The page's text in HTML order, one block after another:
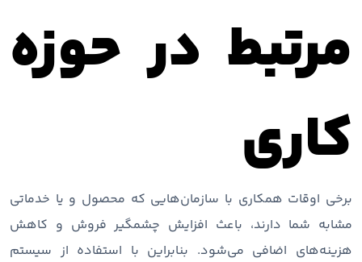
مرتبط در حوزه
کاری
برخی اوقات همکاری با سازمان‌هایی که محصول و یا خدماتی
مشابه شما دارند، باعث افزایش چشمگیر فروش و کاهش
هزینه‌های اضافی می‌شود. بنابراین با استفاده از سیستم